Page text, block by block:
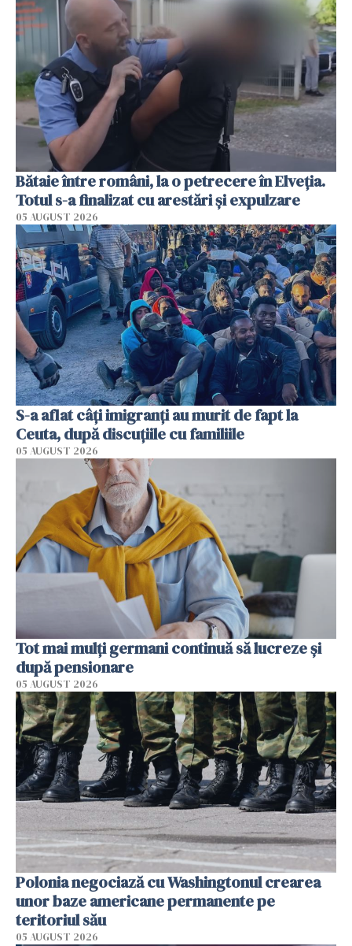
Bătaie între români, la o petrecere în Elveția.
Totul s-a finalizat cu arestări și expulzare
05 AUGUST 2026
S-a aflat câți imigranți au murit de fapt la
Ceuta, după discuțiile cu familiile
05 AUGUST 2026
Tot mai mulți germani continuă să lucreze și
după pensionare
05 AUGUST 2026
Polonia negociază cu Washingtonul crearea
unor baze americane permanente pe
teritoriul său
05 AUGUST 2026